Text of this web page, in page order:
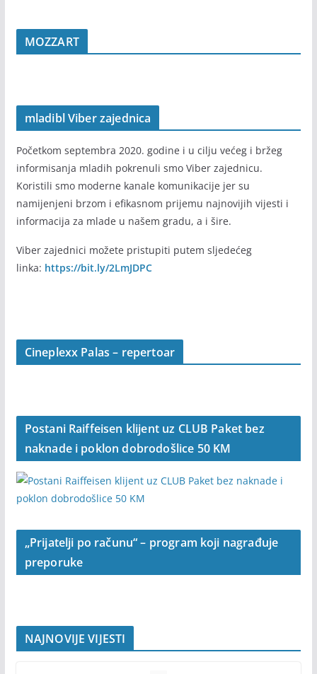
MOZZART
mladibl Viber zajednica
Početkom septembra 2020. godine i u cilju većeg i bržeg
informisanja mladih pokrenuli smo Viber zajednicu.
Koristili smo moderne kanale komunikacije jer su
namijenjeni brzom i efikasnom prijemu najnovijih vijesti i
informacija za mlade u našem gradu, a i šire.
Viber zajednici možete pristupiti putem sljedećeg
linka: https://bit.ly/2LmJDPC
Cineplexx Palas – repertoar
Postani Raiffeisen klijent uz CLUB Paket bez
naknade i poklon dobrodošlice 50 KM
„Prijatelji po računu“ – program koji nagrađuje
preporuke
NAJNOVIJE VIJESTI